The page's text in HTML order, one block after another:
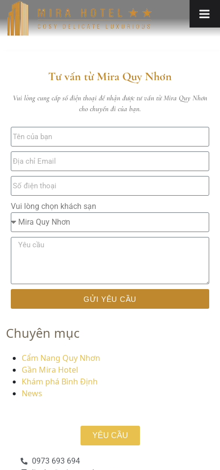
Tư vấn từ Mira Quy Nhơn
Vui lòng cung cấp số điện thoại để nhận được tư vấn từ Mira Quy Nhơn
cho chuyến đi của bạn.
Vui lòng chọn khách sạn
GỬI YÊU CẦU
Chuyên mục
Cẩm Nang Quy Nhơn
Gần Mira Hotel
Khám phá Bình Định
News
YÊU CẦU
0973 693 694